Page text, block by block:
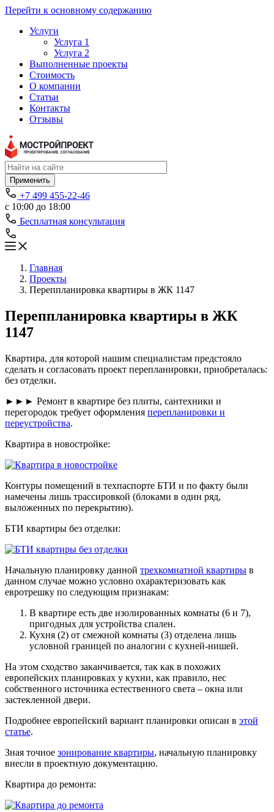
Перейти к основному содержанию
Услуги
Услуга 1
Услуга 2
Выполненные проекты
Стоимость
О компании
Статьи
Контакты
Отзывы
Применить
+7 499 455-22-46
с 10:00 до 18:00
Бесплатная консультация
Главная
Проекты
Переппланировка квартиры в ЖК 1147
Переппланировка квартиры в ЖК
1147
Квартира, для которой нашим специалистам предстояло
сделать и согласовать проект перепланировки, приобреталась:
без отделки.
►►► Ремонт в квартире без плиты, сантехники и
перегородок требует оформления перепланировки и
переустройства.
Квартира в новостройке:
Контуры помещений в техпаспорте БТИ и по факту были
намечены лишь трассировкой (блоками в один ряд,
выложенных по перекрытию).
БТИ квартиры без отделки:
Начальную планировку данной трехкомнатной квартиры в
данном случае можно условно охарактеризовать как
евротрешку по следующим признакам:
В квартире есть две изолированных комнаты (6 и 7),
пригодных для устройства спален.
Кухня (2) от смежной комнаты (3) отделена лишь
условной границей по аналогии с кухней-нишей.
На этом сходство заканчивается, так как в похожих
европейских планировках у кухни, как правило, нес
собственного источника естественного света – окна или
застекленной двери.
Подробнее европейский вариант планировки описан в этой
статье.
Зная точное зонирование квартиры, начальную планировку
внесли в проектную документацию.
Квартира до ремонта: